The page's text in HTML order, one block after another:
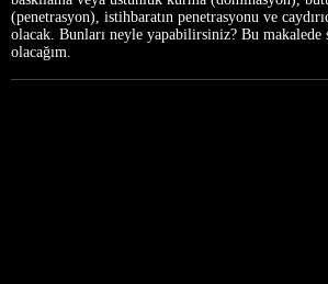
(penetrasyon), istihbaratın penetrasyonu ve
olacak. Bunları neyle yapabilirsiniz? Bu makalede
olacağım.